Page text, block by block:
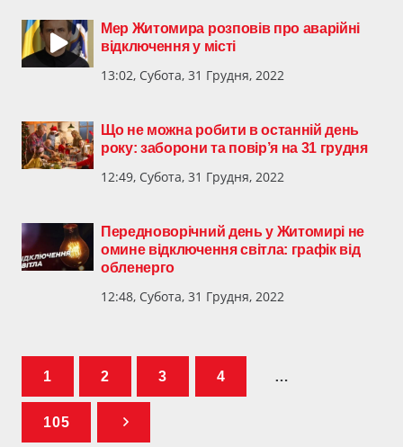
Мер Житомира розповів про аварійні
відключення у місті
13:02, Субота, 31 Грудня, 2022
Що не можна робити в останній день
року: заборони та повір’я на 31 грудня
12:49, Субота, 31 Грудня, 2022
Передноворічний день у Житомирі не
омине відключення світла: графік від
обленерго
12:48, Субота, 31 Грудня, 2022
1 2 3 4 …
105